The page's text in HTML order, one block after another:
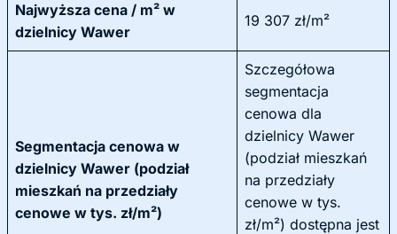
Najwyższa cena / m² w
dzielnicy Wawer
19 307 zł/m²
Segmentacja cenowa w
dzielnicy Wawer (podział
mieszkań na przedziały
cenowe w tys. zł/m²)
Szczegółowa
segmentacja
cenowa dla
dzielnicy Wawer
(podział mieszkań
na przedziały
cenowe w tys.
zł/m²) dostępna jest